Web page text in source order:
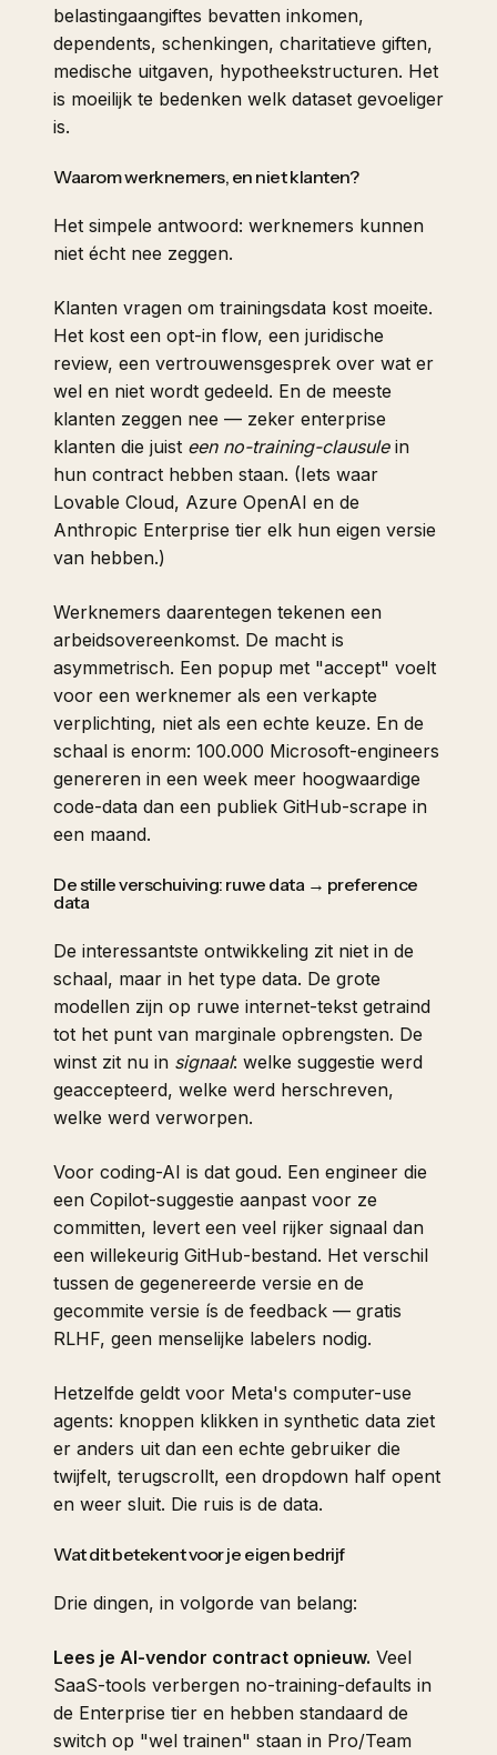
belastingaangiftes bevatten inkomen,
dependents, schenkingen, charitatieve giften,
medische uitgaven, hypotheekstructuren. Het
is moeilijk te bedenken welk dataset gevoeliger
is.
Waarom werknemers, en niet klanten?
Het simpele antwoord: werknemers kunnen
niet écht nee zeggen.
Klanten vragen om trainingsdata kost moeite.
Het kost een opt-in flow, een juridische
review, een vertrouwensgesprek over wat er
wel en niet wordt gedeeld. En de meeste
klanten zeggen nee — zeker enterprise
klanten die juist een no-training-clausulein
hun contract hebben staan. (Iets waar
Lovable Cloud, Azure OpenAI en de
Anthropic Enterprise tier elk hun eigen versie
van hebben.)
Werknemers daarentegen tekenen een
arbeidsovereenkomst. De macht is
asymmetrisch. Een popup met "accept" voelt
voor een werknemer als een verkapte
verplichting, niet als een echte keuze. En de
schaal is enorm: 100.000 Microsoft-engineers
genereren in een week meer hoogwaardige
code-data dan een publiek GitHub-scrape in
een maand.
De stille verschuiving: ruwe data → preference
data
De interessantste ontwikkeling zit niet in de
schaal, maar in het type data. De grote
modellen zijn op ruwe internet-tekst getraind
tot het punt van marginale opbrengsten. De
winst zit nu in signaal: welke suggestie werd
geaccepteerd, welke werd herschreven,
welke werd verworpen.
Voor coding-AI is dat goud. Een engineer die
een Copilot-suggestie aanpast voor ze
committen, levert een veel rijker signaal dan
een willekeurig GitHub-bestand. Het verschil
tussen de gegenereerde versie en de
gecommite versie ís de feedback — gratis
RLHF, geen menselijke labelers nodig.
Hetzelfde geldt voor Meta's computer-use
agents: knoppen klikken in synthetic data ziet
er anders uit dan een echte gebruiker die
twijfelt, terugscrollt, een dropdown half opent
en weer sluit. Die ruis is de data.
Wat dit betekent voor je eigen bedrijf
Drie dingen, in volgorde van belang:
Lees je AI-vendor contract opnieuw. Veel
SaaS-tools verbergen no-training-defaults in
de Enterprise tier en hebben standaard de
switch op "wel trainen" staan in Pro/Team